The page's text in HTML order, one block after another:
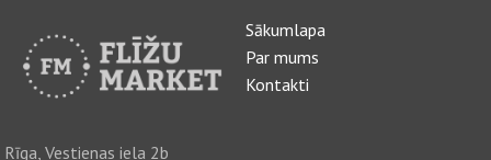
Rīga, Vestienas iela 2b
Sākumlapa
Par mums
Kontakti